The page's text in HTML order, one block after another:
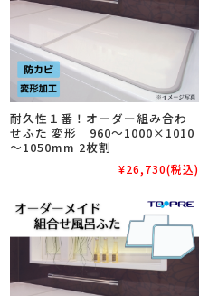
耐久性１番！オーダー組み合わ
せふた 変形 960～1000×1010
～1050mm 2枚割
¥26,730(税込)